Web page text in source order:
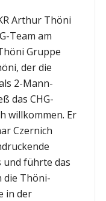
Arthur Thöni
Team am
Gruppe
der die
2-Mann-
das CHG-
willkommen. Er
Czernich
und führte das
die Thöni-
in der